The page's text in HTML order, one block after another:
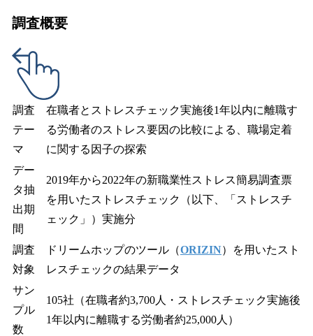
調査概要
調査
テー
マ
在職者とストレスチェック実施後1年以内に離職す
る労働者のストレス要因の比較による、職場定着
に関する因子の探索
デー
タ抽
出期
間
2019年から2022年の新職業性ストレス簡易調査票
を用いたストレスチェック（以下、「ストレスチ
ェック」）実施分
調査
対象
ドリームホップのツール（ORIZIN）を用いたスト
レスチェックの結果データ
サン
プル
数
105社（在職者約3,700人・ストレスチェック実施後
1年以内に離職する労働者約25,000人）